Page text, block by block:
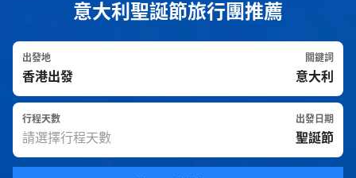
意大利聖誕節旅行團推薦
出發地 關鍵詞
出發日期
行程天數